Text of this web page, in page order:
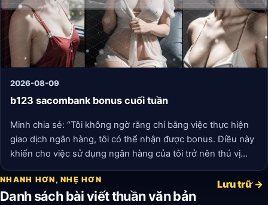
2026-08-09
b123 sacombank bonus cuối tuần
Minh chia sẻ: “Tôi không ngờ rằng chỉ bằng việc thực hiện
giao dịch ngân hàng, tôi có thể nhận được bonus. Điều này
khiến cho việc sử dụng ngân hàng của tôi trở nên thú vị
hơn, và tôi có thêm nguồn chi tiêu cho những hoạt động
cuối tuần.”
NHANH HƠN, NHẸ HƠN
Danh sách bài viết thuần văn bản
Lưu trữ →